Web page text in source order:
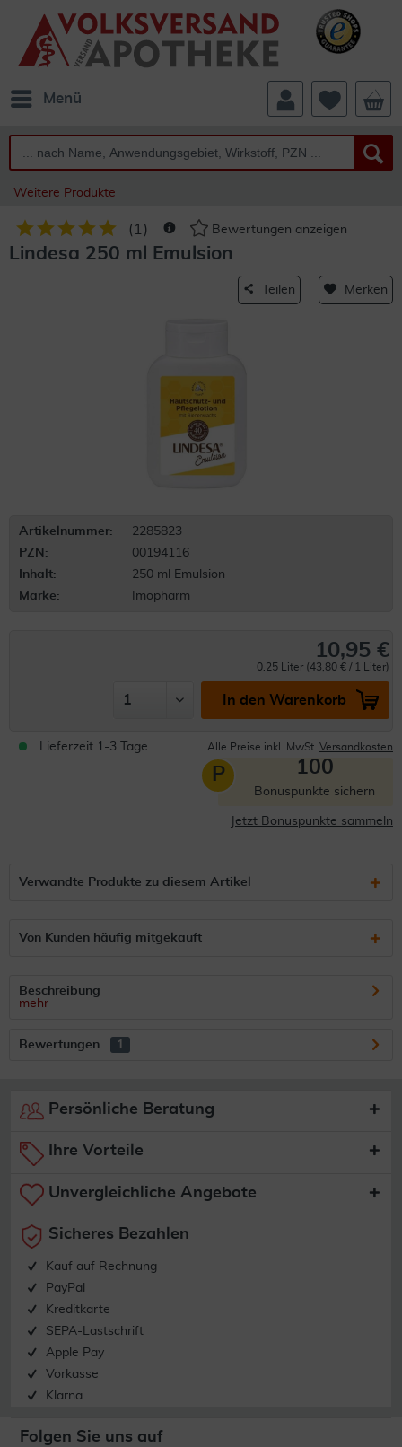
Menü
Weitere Produkte
( 1 ) Bewertungen anzeigen
Lindesa 250 ml Emulsion
Teilen Merken
Artikelnummer:
2285823
PZN:
00194116
Inhalt:
250 ml Emulsion
Marke:
Imopharm
10,95 €
0.25 Liter (43,80 € / 1 Liter)
In den Warenkorb
Lieferzeit 1-3 Tage Alle Preise inkl. MwSt. Versandkosten
P 100
Bonuspunkte sichern
Jetzt Bonuspunkte sammeln
Verwandte Produkte zu diesem Artikel
Von Kunden häufig mitgekauft
Beschreibung
mehr
Bewertungen 1
Persönliche Beratung
Ihre Vorteile
Unvergleichliche Angebote
Sicheres Bezahlen
Kauf auf Rechnung
PayPal
Kreditkarte
SEPA-Lastschrift
Apple Pay
Vorkasse
Klarna
Folgen Sie uns auf